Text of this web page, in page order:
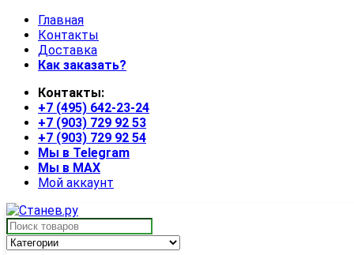
Skip
navigation
Skip
content
Главная
Контакты
Доставка
Как заказать?
Контакты:
+7 (495) 642-23-24
+7 (903) 729 92 53
+7 (903) 729 92 54
Мы в Telegram
Мы в MAX
Мой аккаунт
Search
for: